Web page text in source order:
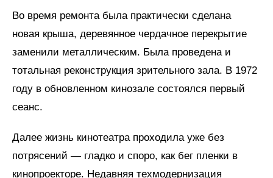
Во время ремонта была практически сделана
новая крыша, деревянное чердачное перекрытие
заменили металлическим. Была проведена и
тотальная реконструкция зрительного зала. В 1972
году в обновленном кинозале состоялся первый
сеанс.
Далее жизнь кинотеатра проходила уже без
потрясений — гладко и споро, как бег пленки в
кинопроекторе. Недавняя техмодернизация